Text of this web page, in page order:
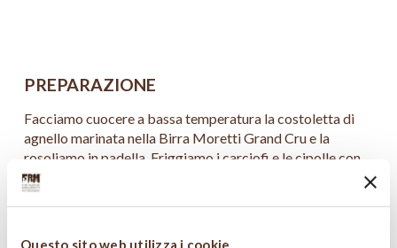
Questo sito web utilizza i cookie
PREPARAZIONE
Facciamo cuocere a bassa temperatura la costoletta di
agnello marinata nella Birra Moretti Grand Cru e la
rosoliamo in padella. Friggiamo i carciofi e le cipolle con
dell’olio caldo, timo e un pò di pastella per tempura. La
frittura farà mantenere la consistenza e il gusto degli